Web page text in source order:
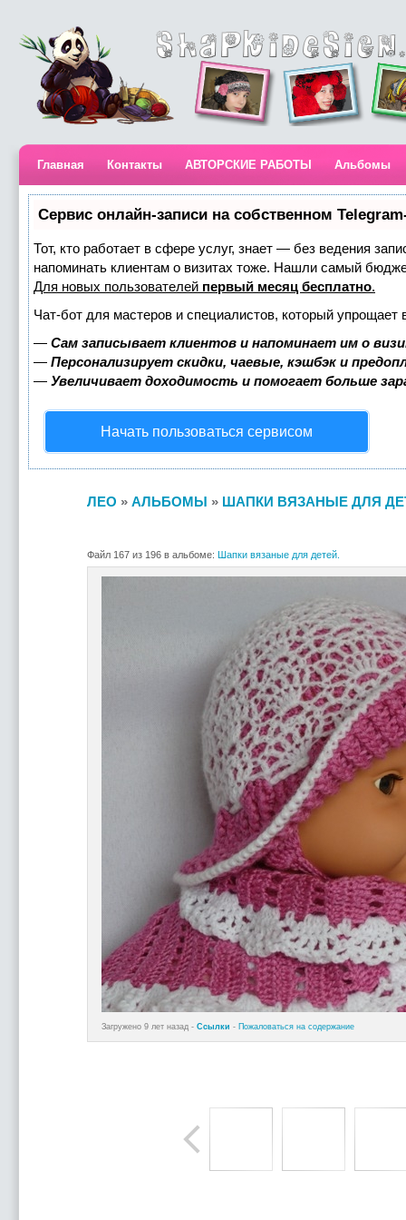
Главная Контакты АВТОРСКИЕ РАБОТЫ Альбомы
Сервис онлайн-записи на собственном
Тот, кто работает в сфере услуг, знает — без ведения
напоминать клиентам о визитах тоже. Нашли самый
Для новых пользователей первый месяц бесплатно.
Чат-бот для мастеров и специалистов, который упрощает
— Сам записывает клиентов и напоминает им о
— Персонализирует скидки, чаевые, кэшбэк и
— Увеличивает доходимость и помогает больше
Начать пользоваться сервисом
ЛЕО » АЛЬБОМЫ » ШАПКИ ВЯЗАНЫЕ ДЛЯ
Файл 167 из 196 в альбоме: Шапки вязаные для детей.
Загружено 9 лет назад - Ссылки - Пожаловаться на содержание